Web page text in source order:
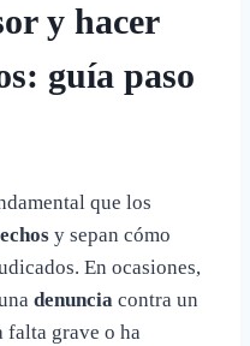
y hacer
guía paso
que los
y sepan cómo
En ocasiones,
denuncia contra un
falta grave o ha